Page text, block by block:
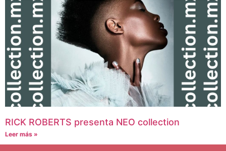
RICK ROBERTS presenta NEO collection
Leer más »